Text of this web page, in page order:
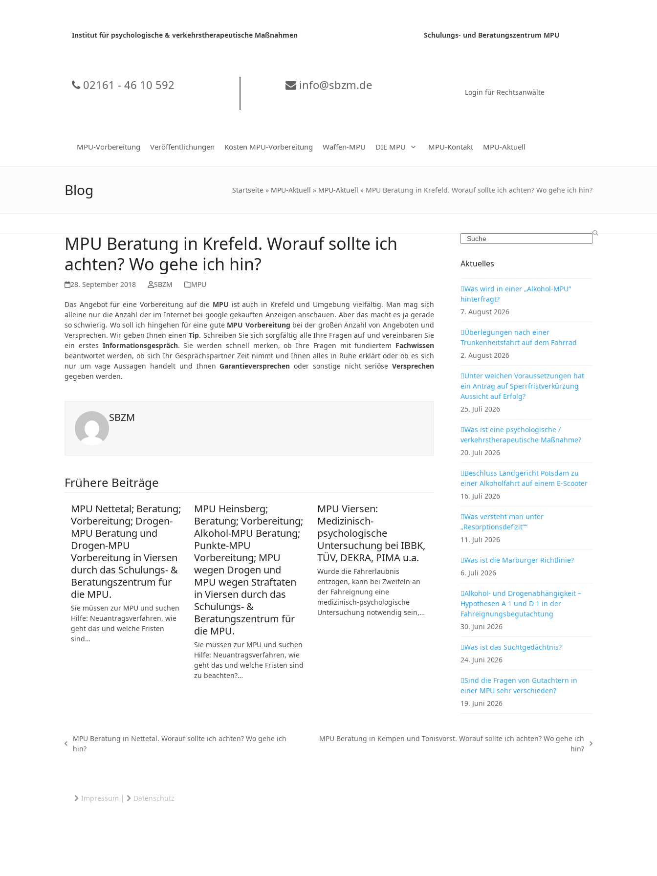
Institut für psychologische & verkehrstherapeutische Maßnahmen
Schulungs- und Beratungszentrum MPU
02161 - 46 10 592 info@sbzm.de
Login für Rechtsanwälte
MPU-Vorbereitung Veröffentlichungen Kosten MPU-Vorbereitung Waffen-MPU DIE MPU MPU-Kontakt MPU-Aktuell
Blog Startseite » MPU-Aktuell » MPU-Aktuell » MPU Beratung in Krefeld. Worauf sollte ich achten? Wo gehe ich hin?
MPU Beratung in Krefeld. Worauf sollte ich
achten? Wo gehe ich hin?
28. September 2018 SBZM MPU
Das Angebot für eine Vorbereitung auf die MPU ist auch in Krefeld und Umgebung vielfältig. Man mag sich
alleine nur die Anzahl der im Internet bei google gekauften Anzeigen anschauen. Aber das macht es ja gerade
so schwierig. Wo soll ich hingehen für eine gute MPU Vorbereitung bei der großen Anzahl von Angeboten und
Versprechen. Wir geben Ihnen einenTip. Schreiben Sie sich sorgfältig alle Ihre Fragen auf und vereinbaren Sie
ein erstes Informationsgespräch. Sie werden schnell merken, ob Ihre Fragen mit fundiertem Fachwissen
beantwortet werden, ob sich Ihr Gesprächspartner Zeit nimmt und Ihnen alles in Ruhe erklärt oder ob es sich
nur um vage Aussagen handelt und IhnenGarantieversprechen oder sonstige nicht seriöse Versprechen
gegeben werden.
SBZM
Frühere Beiträge
MPU Nettetal; Beratung;
Vorbereitung; Drogen-
MPU Beratung und
Drogen-MPU
Vorbereitung in Viersen
durch das Schulungs- &
Beratungszentrum für
die MPU.
Sie müssen zur MPU und suchen
Hilfe: Neuantragsverfahren, wie
geht das und welche Fristen
sind…
MPU Heinsberg;
Beratung; Vorbereitung;
Alkohol-MPU Beratung;
Punkte-MPU
Vorbereitung; MPU
wegen Drogen und
MPU wegen Straftaten
in Viersen durch das
Schulungs- &
Beratungszentrum für
die MPU.
Sie müssen zur MPU und suchen
Hilfe: Neuantragsverfahren, wie
geht das und welche Fristen sind
zu beachten?…
MPU Viersen:
Medizinisch-
psychologische
Untersuchung bei IBBK,
TÜV, DEKRA, PIMA u.a.
Wurde die Fahrerlaubnis
entzogen, kann bei Zweifeln an
der Fahreignung eine
medizinisch-psychologische
Untersuchung notwendig sein,…
Search
Aktuelles
Was wird in einer „Alkohol-MPU“
hinterfragt?
7. August 2026
Überlegungen nach einer
Trunkenheitsfahrt auf dem Fahrrad
2. August 2026
Unter welchen Voraussetzungen hat
ein Antrag auf Sperrfristverkürzung
Aussicht auf Erfolg?
25. Juli 2026
Was ist eine psychologische /
verkehrstherapeutische Maßnahme?
20. Juli 2026
Beschluss Landgericht Potsdam zu
einer Alkoholfahrt auf einem E-Scooter
16. Juli 2026
Was versteht man unter
„Resorptionsdefizit““
11. Juli 2026
Was ist die Marburger Richtlinie?
6. Juli 2026
Alkohol- und Drogenabhängigkeit –
Hypothesen A 1 und D 1 in der
Fahreignungsbegutachtung
30. Juni 2026
Was ist das Suchtgedächtnis?
24. Juni 2026
Sind die Fragen von Gutachtern in
einer MPU sehr verschieden?
19. Juni 2026
vorheriger
MPU Beratung in Nettetal. Worauf sollte ich achten? Wo gehe ich
hin?
MPU Beratung in Kempen und Tönisvorst. Worauf sollte ich achten? Wo gehe ich
hin?
Impressum | Datenschutz